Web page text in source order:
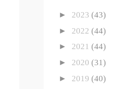
► 2023(43)
► 2022(44)
► 2021(44)
► 2020(31)
► 2019(40)